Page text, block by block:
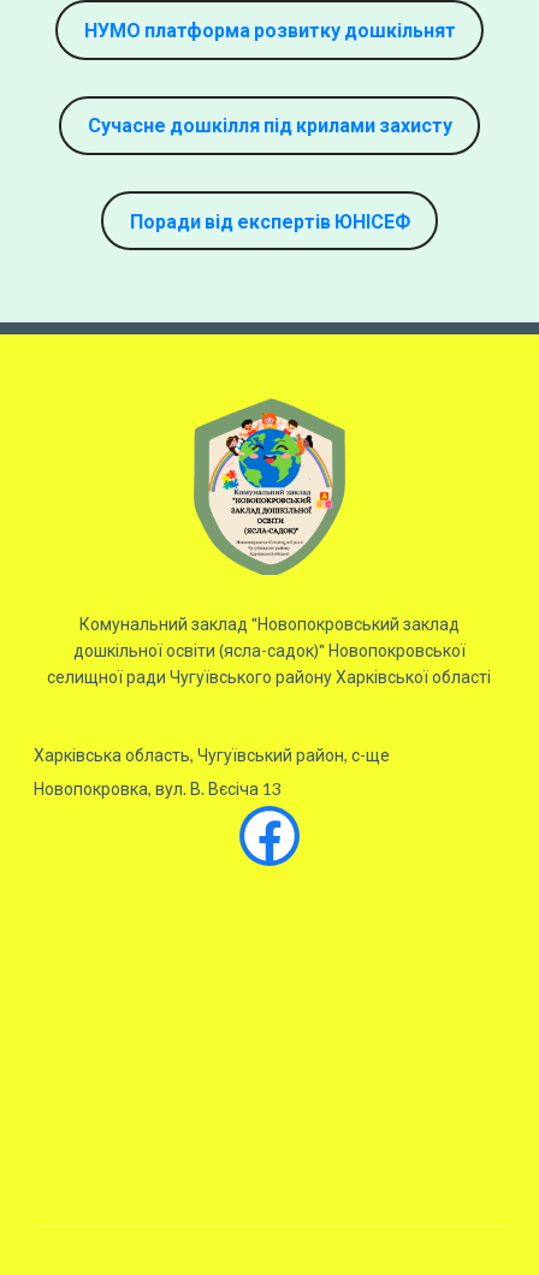
НУМО платформа розвитку дошкільнят
Сучасне дошкілля під крилами захисту
Поради від експертів ЮНІСЕФ
Комунальний заклад "Новопокровський заклад
дошкільної освіти (ясла-садок)" Новопокровської
селищної ради Чугуївського району Харківської області
Харківська область, Чугуївський район, с-ще
Новопокровка, вул. В. Вєсіча 13
Facebook